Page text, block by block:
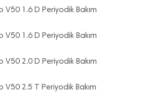
V50 1.6 D Periyodik Bakım
V50 1.6 D Periyodik Bakım
V50 2.0 D Periyodik Bakım
V50 2.5 T Periyodik Bakım